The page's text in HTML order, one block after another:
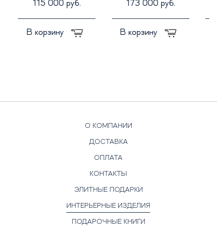
115 000 руб.
В корзину
173 000 руб.
В корзину
О КОМПАНИИ
ДОСТАВКА
ОПЛАТА
КОНТАКТЫ
ЭЛИТНЫЕ ПОДАРКИ
ИНТЕРЬЕРНЫЕ ИЗДЕЛИЯ
ПОДАРОЧНЫЕ КНИГИ